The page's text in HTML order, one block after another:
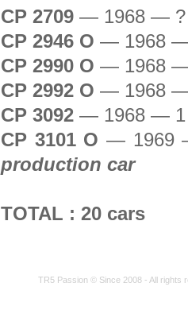
CP 2709— 1968 —
CP 2946 O— 1968
CP 2990 O— 1968
CP 2992 O— 1968
CP 3092— 1968 —
CP 3101 O —
production car
TOTAL : 20 cars
TR5 Passion © Since 2008 - All rights